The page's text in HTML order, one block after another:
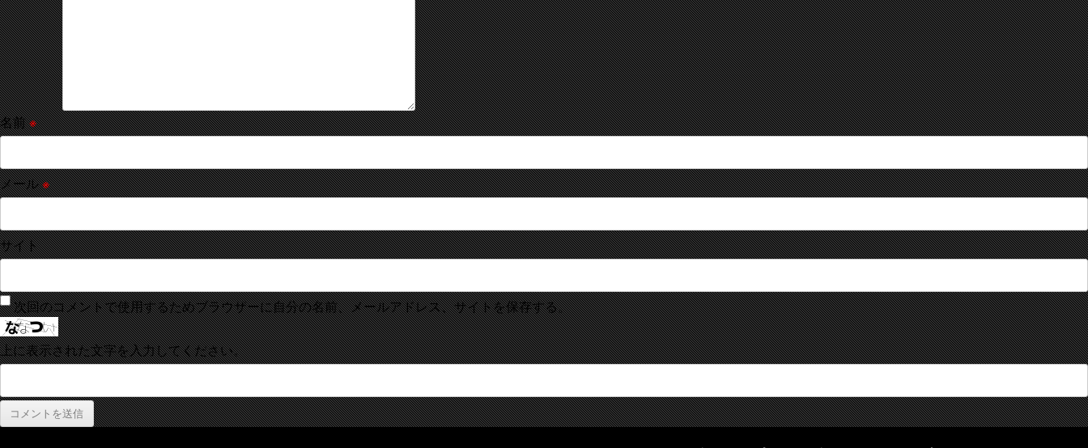
名前※
メール※
サイト
次回のコメントで使用するためブラウザーに自分の名前、メールアドレス、サイトを保存する。
上に表示された文字を入力してください。